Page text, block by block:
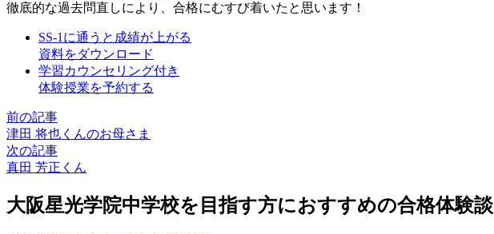
徹底的な過去問直しにより、合格にむすび着いたと思います！
SS-1に通うと成績が上がる
資料をダウンロード
学習カウンセリング付き
体験授業を予約する
前の記事
津田 将也くんのお母さま
次の記事
真田 芳正くん
大阪星光学院中学校を目指す方におすすめの合格体験談